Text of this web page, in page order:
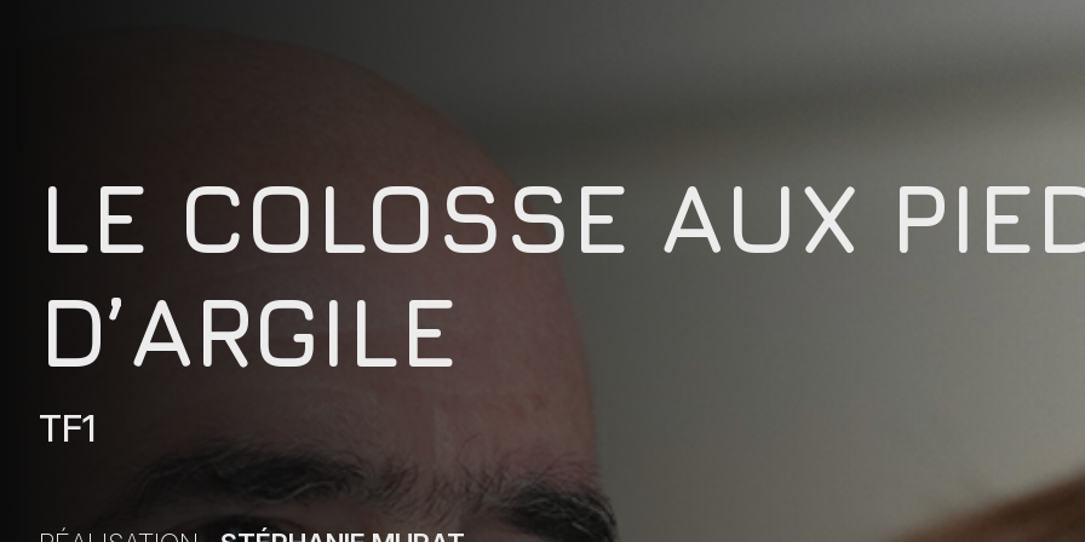
LE COLOSSE AUX
D’ARGILE
TF1